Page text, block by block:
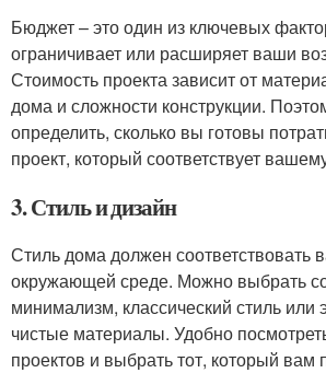
Бюджет – это один из ключевых
ограничивает или расширяет ваши
Стоимость проекта зависит от
дома и сложности конструкции.
определить, сколько вы готовы
проект, который соответствует
3. Стиль и дизайн
Стиль дома должен соответствовать
окружающей среде. Можно выбрать
минимализм, классический стиль или
чистые материалы. Удобно
проектов и выбрать тот, который вам